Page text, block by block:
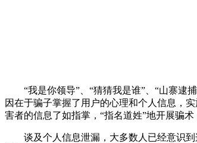
“我是你领导”、“猜猜我是谁”、“山寨逮捕
因在于骗子掌握了用户的心理和个人信息，
害者的信息了如指掌，“指名道姓”地开展骗术
谈及个人信息泄漏，大多数人已经意识到